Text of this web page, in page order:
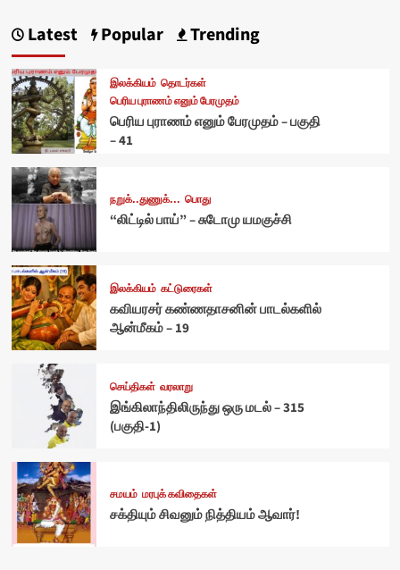
Latest Popular Trending
இலக்கியம் தொடர்கள்
பெரிய புராணம் எனும் பேரமுதம்
பெரிய புராணம் எனும் பேரமுதம் – பகுதி
– 41
நறுக்..துணுக்... பொது
“லிட்டில் பாய்” – சுடோமு யமகுச்சி
இலக்கியம் கட்டுரைகள்
கவியரசர் கண்ணதாசனின் பாடல்களில்
ஆன்மீகம் – 19
செய்திகள் வரலாறு
இங்கிலாந்திலிருந்து ஒரு மடல் – 315
(பகுதி-1)
சமயம் மரபுக் கவிதைகள்
சக்தியும் சிவனும் நித்தியம் ஆவார்!